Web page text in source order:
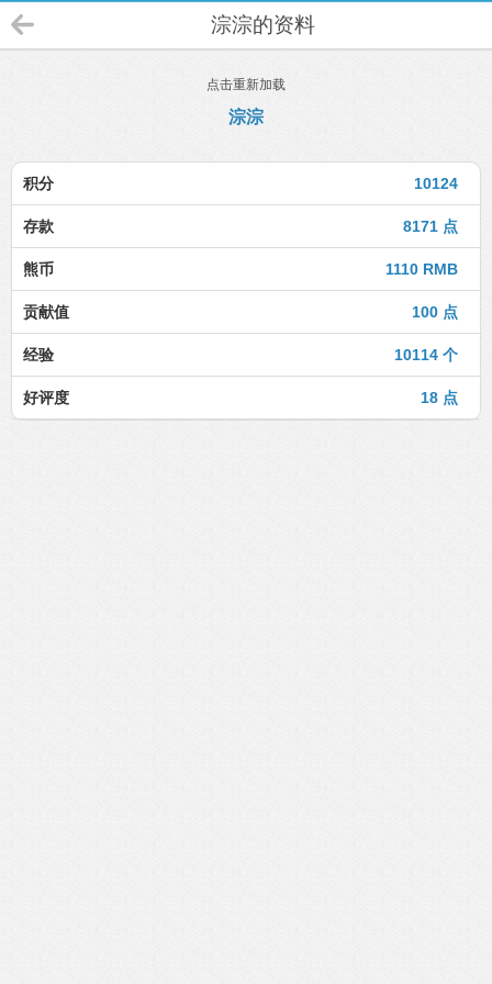
淙淙的资料
点击重新加载
淙淙
10124
积分
8171 点
存款
1110 RMB
熊币
100 点
贡献值
10114 个
经验
18 点
好评度